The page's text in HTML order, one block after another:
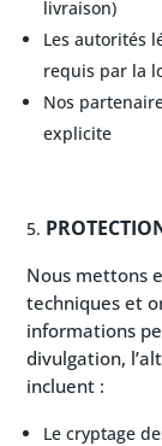
livraison)
Les autorités
requis par la
Nos
explicite
Nous mettons
techniques et
informations
divulgation,
incluent :
Le cryptage